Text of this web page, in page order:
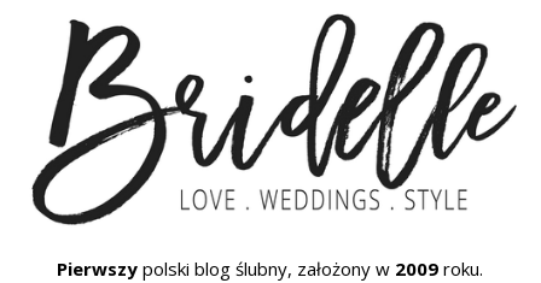
Pierwszy polski blog ślubny, założony w 2009 roku.